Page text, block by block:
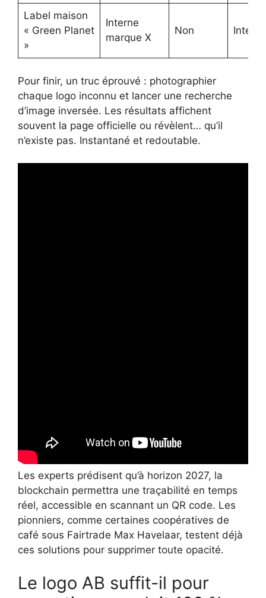
Label maison
« Green Planet
»
Interne
marque X
Non Interne
Pour finir, un truc éprouvé : photographier
chaque logo inconnu et lancer une recherche
d’image inversée. Les résultats affichent
souvent la page officielle ou révèlent… qu’il
n’existe pas. Instantané et redoutable.
Les experts prédisent qu’à horizon 2027, la
blockchain permettra une traçabilité en temps
réel, accessible en scannant un QR code. Les
pionniers, comme certaines coopératives de
café sous Fairtrade Max Havelaar, testent déjà
ces solutions pour supprimer toute opacité.
Le logo AB suffit-il pour